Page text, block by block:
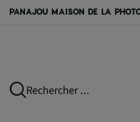
PANAJOU MAISON DE LA
Rechercher ...